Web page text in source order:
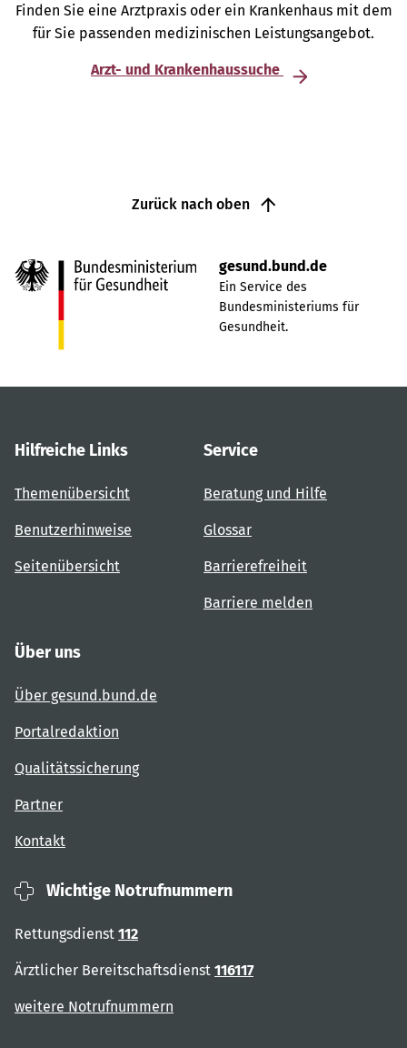
Finden Sie eine Arztpraxis oder ein Krankenhaus mit dem
für Sie passenden medizinischen Leistungsangebot.
Arzt- und Krankenhaussuche
Zurück nach oben
gesund.bund.de
Ein Service des
Bundesministeriums für
Gesundheit.
Hilfreiche Links
Themenübersicht
Benutzerhinweise
Seitenübersicht
Service
Beratung und Hilfe
Glossar
Barrierefreiheit
Barriere melden
Über uns
Über gesund.bund.de
Portalredaktion
Qualitätssicherung
Partner
Kontakt
Wichtige Notrufnummern
Rettungsdienst 112
Ärztlicher Bereitschaftsdienst 116117
weitere Notrufnummern